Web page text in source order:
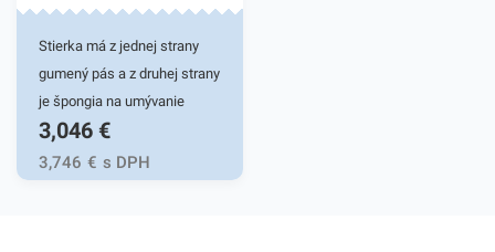
Stierka má z jednej strany
gumený pás a z druhej strany
je špongia na umývanie
povrchov. šírka stierky: 20
cmdĺžka rúčky: 50 cm
3,046 €
3,746 € s DPH